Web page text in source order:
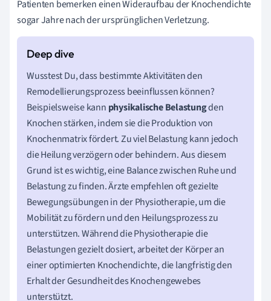
Patienten bemerken einen Wideraufbau der Knochendichte
sogar Jahre nach der ursprünglichen Verletzung.
Wusstest Du, dass bestimmte Aktivitäten den
Remodellierungsprozess beeinflussen können?
Beispielsweise kann physikalische Belastungden
Knochen stärken, indem sie die Produktion von
Knochenmatrix fördert. Zu viel Belastung kann jedoch
die Heilung verzögern oder behindern. Aus diesem
Grund ist es wichtig, eine Balance zwischen Ruhe und
Belastung zu finden. Ärzte empfehlen oft gezielte
Bewegungsübungen in der Physiotherapie, um die
Mobilität zu fördern und den Heilungsprozess zu
unterstützen. Während die Physiotherapie die
Belastungen gezielt dosiert, arbeitet der Körper an
einer optimierten Knochendichte, die langfristig den
Erhalt der Gesundheit des Knochengewebes
unterstützt.